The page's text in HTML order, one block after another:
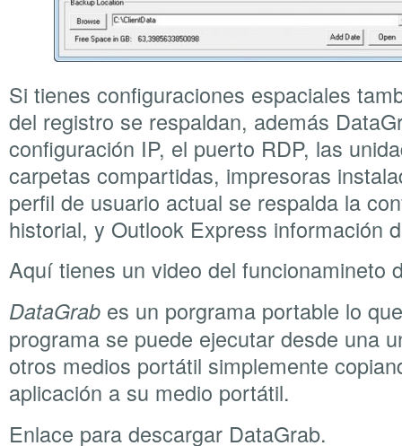
Si tienes configuraciones espaciales
del registro se respaldan, además
configuración IP, el puerto RDP, las
carpetas compartidas, impresoras
perfil de usuario actual se respalda la
historial, y Outlook Express información
Aquí tienes un video del funcionamineto
DataGrab es un porgrama portable lo
programa se puede ejecutar desde una
otros medios portátil simplemente
aplicación a su medio portátil.
Enlace para descargar DataGrab.